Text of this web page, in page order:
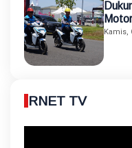
Kamis,
RNET TV